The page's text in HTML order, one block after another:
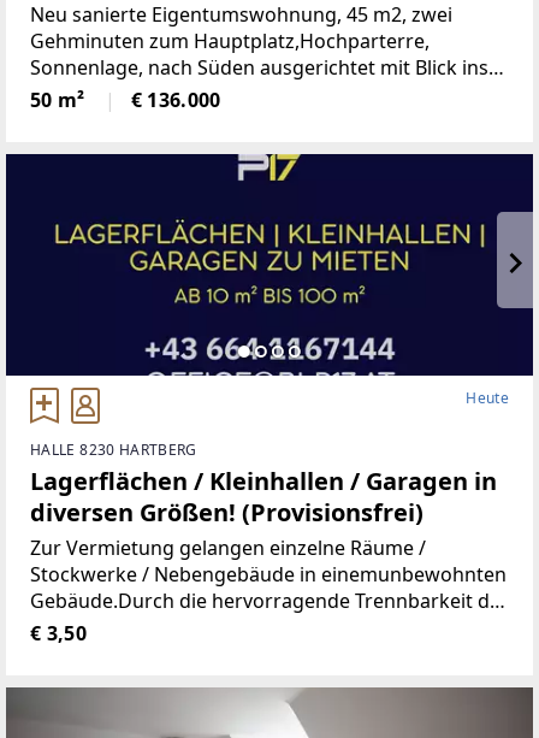
Neu sanierte Eigentumswohnung, 45 m2, zwei
Gehminuten zum Hauptplatz,Hochparterre,
Sonnenlage, nach Süden ausgerichtet mit Blick ins
Grüne, mangelangt über nur 4 Stufen in die
Wohnung, Kindergarten, Volksschule,Mittelschule,
50 m² € 136.000
Heute
HALLE 8230 HARTBERG
Lagerflächen / Kleinhallen / Garagen in
diversen Größen! (Provisionsfrei)
Zur Vermietung gelangen einzelne Räume /
Stockwerke / Nebengebäude in einemunbewohnten
Gebäude.Durch die hervorragende Trennbarkeit der
Räumlichkeiten, stehen Ihnen Größen vonca. 10 m²
€ 3,50